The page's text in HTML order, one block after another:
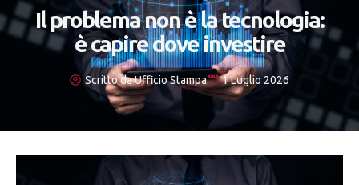
Il problema non è la tecnologia:
è capire dove investire
Scritto daUfficio Stampa 1 Luglio 2026